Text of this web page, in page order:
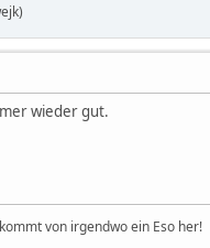
wieder gut.
von irgendwo ein Eso her!